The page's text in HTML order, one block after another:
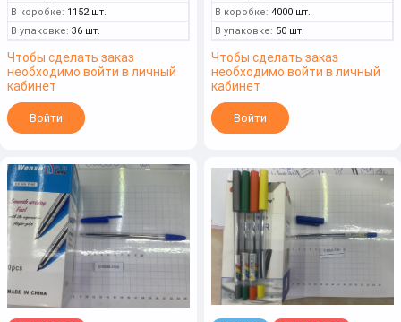
В коробке: 1152 шт.
В упаковке: 36 шт.
Чтобы сделать заказ
необходимо войти в личный
кабинет
Войти
В коробке: 4000 шт.
В упаковке: 50 шт.
Чтобы сделать заказ
необходимо войти в личный
кабинет
Войти